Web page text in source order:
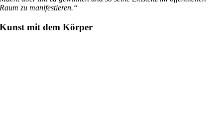
Raum zu manifestieren.“
Kunst mit dem Körper